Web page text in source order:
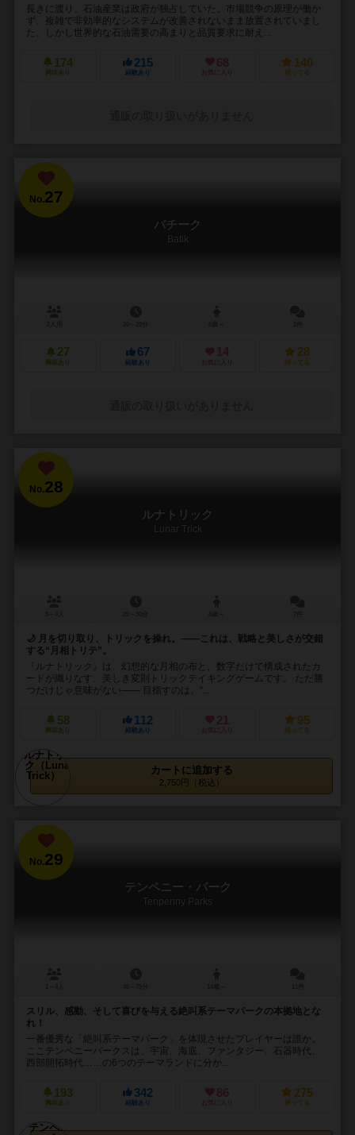
長きに渡り、石油産業は政府が独占していた。市場競争の原理が働か
ず、複雑で非効率的なシステムが改善されないまま放置されていまし
た。しかし世界的な石油需要の高まりと品質要求に耐え...
174
興味あり
215
経験あり
68
お気に入り
140
持ってる
No.27
バチーク
Batik
27
興味あり
67
経験あり
14
お気に入り
28
持ってる
No.28
ルナトリック
Lunar Trick
🌙 月を切り取り、トリックを操れ。――これは、戦略と美しさが交錯
する“月相トリテ”。
『ルナトリック』は、幻想的な月相の布と、数字だけで構成されたカ
ードが織りなす、美しき変則トリックテイキングゲームです。 ただ勝
つだけじゃ意味がない―― 目指すのは、“...
58
興味あり
112
経験あり
21
お気に入り
95
持ってる
カートに追加する
2,750円（税込）
No.29
テンペニー・パーク
Tenpenny Parks
スリル、感動、そして喜びを与える絶叫系テーマパークの本拠地とな
れ！
一番優秀な「絶叫系テーマパーク」を体現させたプレイヤーは誰か。
ここテンペニーパークスは、宇宙、海底、ファンタジー、石器時代、
西部開拓時代……の6つのテーマランドに分か...
193
興味あり
342
経験あり
86
お気に入り
275
持ってる